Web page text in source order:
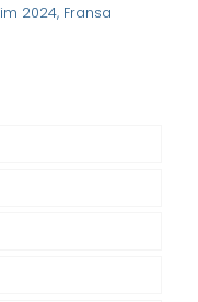
2024, Fransa